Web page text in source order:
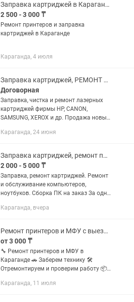
Заправка картриджей в Караганде. Ремонт принтеров и МФУ hp cannon samsung
2 500 - 3 000 ₸
Ремонт принтеров и заправка
картриджей в Караганде
Караганда, 4 июля
Заправка картриджей, РЕМОНТ ПРИНТЕРОВ, Прошивка (расчиповка) принтера
Договорная
Заправка, чистка и ремонт лазерных
картриджей фирмы HP, CANON,
SAMSUNG, XEROX и др. Продажа новых
Возможен выезд мастера для заправки
Караганда, 24 июня
Заправка картриджей, ремонт принтеров, компьютеров
2 000 - 5 000 ₸
Заправка, ремонт картриджей. Ремонт
и обслуживание компьютеров,
ноутбуков. Сборка ПК на заказ За одну
зависимости от количества и района
Караганда, вчера
Ремонт принтеров и МФУ с выездом
от 3 000 ₸
🔧 Ремонт принтеров и МФУ в
Караганде 🚗 Заберем технику 🛠
Отремонтируем и проверим работу 📦
Дополнительно: заправка и продажа
Караганда, 11 июля